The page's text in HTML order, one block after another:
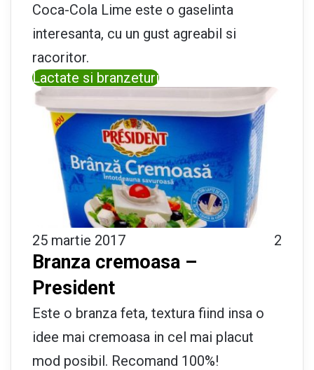
Coca-Cola Lime este o gaselinta
interesanta, cu un gust agreabil si
racoritor.
Lactate si branzeturi
25 martie 2017 2
Branza cremoasa –
President
Este o branza feta, textura fiind insa o
idee mai cremoasa in cel mai placut
mod posibil. Recomand 100%!